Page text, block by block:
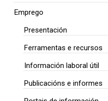
Emprego
Presentación
Ferramentas e recursos
Información laboral útil
Publicacións e informes